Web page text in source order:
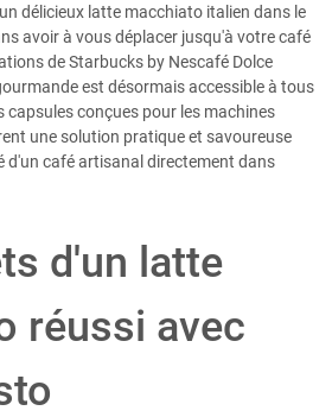
délicieux latte macchiato italien dans le
avoir à vous déplacer jusqu'à votre café
de Starbucks by Nescafé Dolce
est désormais accessible à tous
capsules conçues pour les machines
une solution pratique et savoureuse
d'un café artisanal directement dans
d'un latte
réussi avec